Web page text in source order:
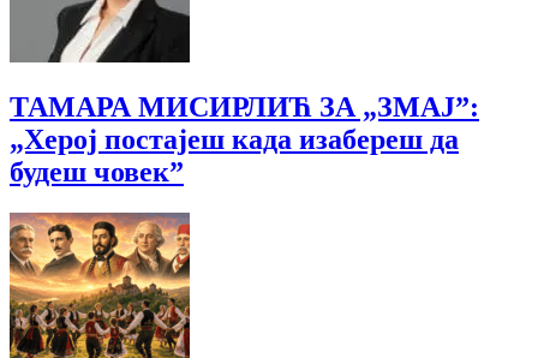
ТАМАРА МИСИРЛИЋ ЗА „ЗМАЈ”:
„Херој постајеш када изабереш да
будеш човек”